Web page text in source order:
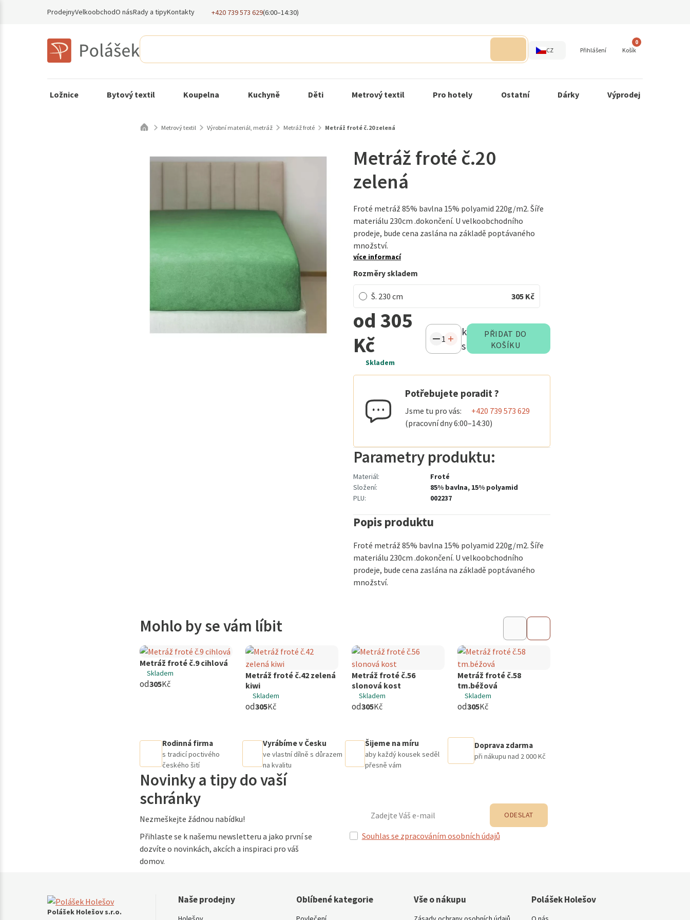
ProdejnyVelkoobchodO násRady a tipyKontakty +420 739 573 629(6:00–14:30)
CZ Přihlášení
0
Košík
Ložnice Bytový textil Koupelna Kuchyně Děti Metrový textil Pro hotely Ostatní Dárky Výprodej
Metrový textil Výrobní materiál, metráž Metráž froté Metráž froté č.20 zelená
Metráž froté č.20
zelená
Froté metráž 85% bavlna 15% polyamid 220g/m2. Šíře
materiálu 230cm .dokončení. U velkoobchodního
prodeje, bude cena zaslána na základě poptávaného
množství.
více informací
Rozměry skladem
Š. 230 cm 305 Kč
od 305
Kč
Skladem
k
s
PŘIDAT DO
KOŠÍKU
Potřebujete poradit ?
Jsme tu pro vás:
+420 739 573 629
(pracovní dny 6:00–14:30)
Parametry produktu:
Materiál:
Froté
Složení:
85% bavlna, 15% polyamid
PLU:
002237
Popis produktu
Froté metráž 85% bavlna 15% polyamid 220g/m2. Šíře
materiálu 230cm .dokončení. U velkoobchodního
prodeje, bude cena zaslána na základě poptávaného
množství.
Mohlo by se vám líbit
Metráž froté č.9 cihlová
Skladem
od305Kč
Metráž froté č.42 zelená
kiwi
Skladem
od305Kč
Metráž froté č.56
slonová kost
Skladem
od305Kč
Metráž froté č.58
tm.béžová
Skladem
od305Kč
Rodinná firma
s tradicí poctivého
českého šití
Vyrábíme v Česku
ve vlastní dílně s důrazem
na kvalitu
Šijeme na míru
aby každý kousek seděl
přesně vám
Doprava zdarma
při nákupu nad 2 000 Kč
Novinky a tipy do vaší
schránky
Nezmeškejte žádnou nabídku!
Přihlaste se k našemu newsletteru a jako první se
dozvíte o novinkách, akcích a inspiraci pro váš
domov.
Souhlas se zpracováním osobních údajů
ODESLAT
Polášek Holešov s.r.o.
Naše prodejny Oblíbené kategorie Vše o nákupu Polášek Holešov